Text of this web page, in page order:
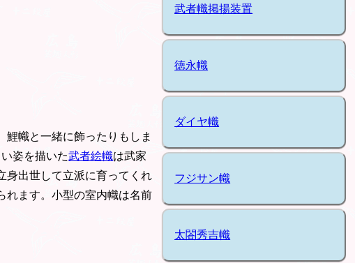
幟と一緒に飾ったりもしま
姿を描いた武者絵幟は武家
身出世して立派に育ってくれ
れます。小型の室内幟は名前
武者幟掲揚装置
徳永幟
ダイヤ幟
フジサン幟
太閤秀吉幟